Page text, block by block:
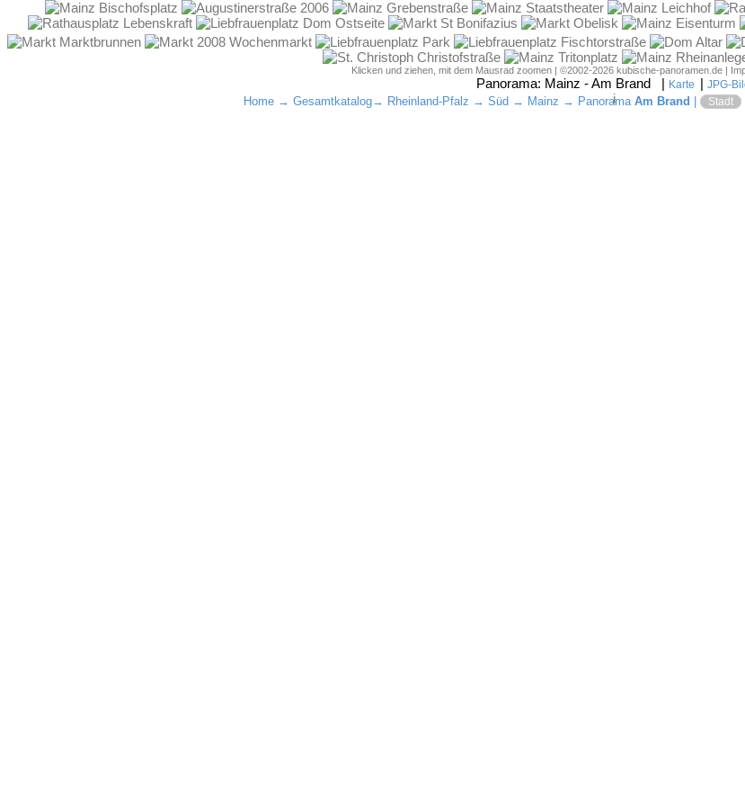
Klicken und ziehen, mit dem Mausrad zoomen | ©2002-2026 kubische-panoramen.de |
Home→ Gesamtkatalog→ Rheinland-Pfalz → Süd → Mainz → Panorama Am Brand Stadt
Panorama: Mainz - Am Brand | Karte | JPG-
i